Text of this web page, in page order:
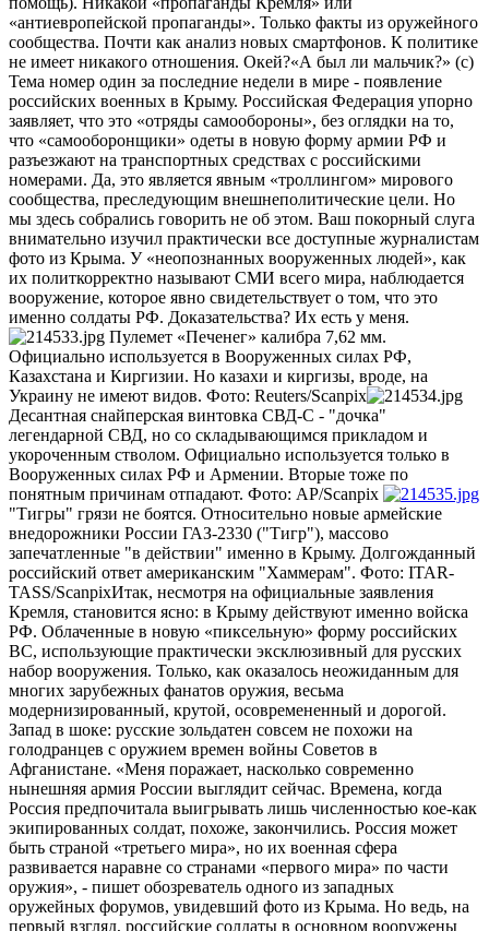
«антиевропейской пропаганды». Только факты из оружейного
сообщества. Почти как анализ новых смартфонов. К политике
не имеет никакого отношения. Окей?«А был ли мальчик?» (с)
Тема номер один за последние недели в мире - появление
российских военных в Крыму. Российская Федерация упорно
заявляет, что это «отряды самообороны», без оглядки на то,
что «самооборонщики» одеты в новую форму армии РФ и
разъезжают на транспортных средствах с российскими
номерами. Да, это является явным «троллингом» мирового
сообщества, преследующим внешнеполитические цели. Но
мы здесь собрались говорить не об этом. Ваш покорный слуга
внимательно изучил практически все доступные журналистам
фото из Крыма. У «неопознанных вооруженных людей», как
их политкорректно называют СМИ всего мира, наблюдается
вооружение, которое явно свидетельствует о том, что это
именно солдаты РФ. Доказательства? Их есть у меня.
Пулемет «Печенег» калибра 7,62 мм.
Официально используется в Вооруженных силах РФ,
Казахстана и Киргизии. Но казахи и киргизы, вроде, на
Украину не имеют видов. Фото: Reuters/Scanpix
Десантная снайперская винтовка СВД-С - "дочка"
легендарной СВД, но со складывающимся прикладом и
укороченным стволом. Официально используется только в
Вооруженных силах РФ и Армении. Вторые тоже по
понятным причинам отпадают. Фото: AP/Scanpix
"Тигры" грязи не боятся. Относительно новые армейские
внедорожники России ГАЗ-2330 ("Тигр"), массово
запечатленные "в действии" именно в Крыму. Долгожданный
российский ответ американским "Хаммерам". Фото: ITAR-
TASS/ScanpixИтак, несмотря на официальные заявления
Кремля, становится ясно: в Крыму действуют именно войска
РФ. Облаченные в новую «пиксельную» форму российских
ВС, использующие практически эксклюзивный для русских
набор вооружения. Только, как оказалось неожиданным для
многих зарубежных фанатов оружия, весьма
модернизированный, крутой, осовремененный и дорогой.
Запад в шоке: русские зольдатен совсем не похожи на
голодранцев с оружием времен войны Советов в
Афганистане. «Меня поражает, насколько современно
нынешняя армия России выглядит сейчас. Времена, когда
Россия предпочитала выигрывать лишь численностью кое-как
экипированных солдат, похоже, закончились. Россия может
быть страной «третьего мира», но их военная сфера
развивается наравне со странами «первого мира» по части
оружия», - пишет обозреватель одного из западных
оружейных форумов, увидевший фото из Крыма. Но ведь, на
первый взгляд, российские солдаты в основном вооружены